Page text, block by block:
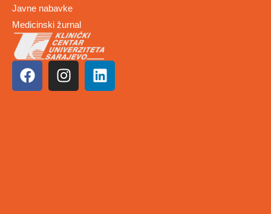
Javne nabavke
Medicinski žurnal